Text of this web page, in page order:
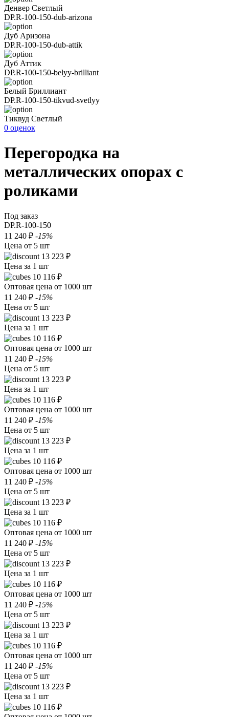
Денвер Светлый
DP.R-100-150-dub-arizona
Дуб Аризона
DP.R-100-150-dub-attik
Дуб Аттик
DP.R-100-150-belyy-brilliant
Белый Бриллиант
DP.R-100-150-tikvud-svetlyy
Тиквуд Светлый
0 оценок
Перегородка на
металлических опорах с
роликами
Под заказ
DP.R-100-150
11 240 ₽ -15%
Цена от 5 шт
13 223 ₽
Цена за 1 шт
10 116 ₽
Оптовая цена от 1000 шт
11 240 ₽ -15%
Цена от 5 шт
13 223 ₽
Цена за 1 шт
10 116 ₽
Оптовая цена от 1000 шт
11 240 ₽ -15%
Цена от 5 шт
13 223 ₽
Цена за 1 шт
10 116 ₽
Оптовая цена от 1000 шт
11 240 ₽ -15%
Цена от 5 шт
13 223 ₽
Цена за 1 шт
10 116 ₽
Оптовая цена от 1000 шт
11 240 ₽ -15%
Цена от 5 шт
13 223 ₽
Цена за 1 шт
10 116 ₽
Оптовая цена от 1000 шт
11 240 ₽ -15%
Цена от 5 шт
13 223 ₽
Цена за 1 шт
10 116 ₽
Оптовая цена от 1000 шт
11 240 ₽ -15%
Цена от 5 шт
13 223 ₽
Цена за 1 шт
10 116 ₽
Оптовая цена от 1000 шт
11 240 ₽ -15%
Цена от 5 шт
13 223 ₽
Цена за 1 шт
10 116 ₽